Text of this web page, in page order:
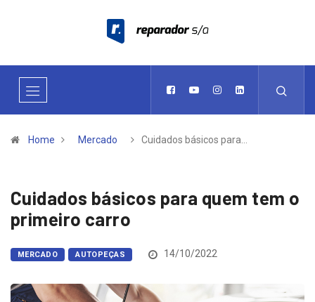
Home Mercado Cuidados básicos para…
Cuidados básicos para quem tem o
primeiro carro
MERCADO AUTOPEÇAS 14/10/2022